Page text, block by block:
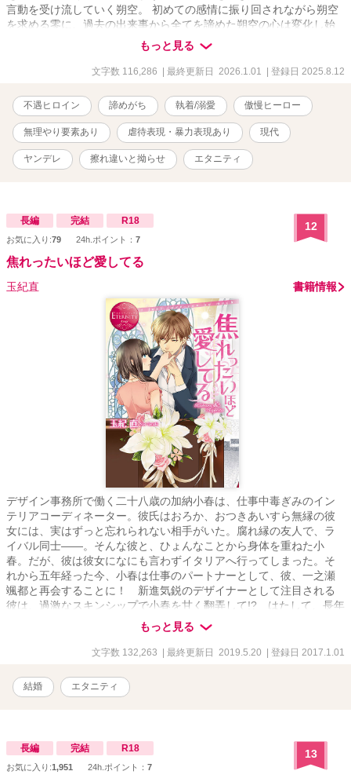
言動を受け流していく朔空。 初めての感情に振り回されながら朔空
を求める零に、過去の出来事から全てを諦めた朔空の心は変化し始
める。 ※虐待、無理矢理、暴力描写があります。
もっと見る
文字数 116,286 | 最終更新日 2026.1.01 | 登録日 2025.8.12
不遇ヒロイン 諦めがち 執着/溺愛 傲慢ヒーロー
無理やり要素あり 虐待表現・暴力表現あり 現代
ヤンデレ 擦れ違いと拗らせ エタニティ
長編 完結 R18
お気に入り:79 24h.ポイント： 7
12
焦れったいほど愛してる
玉紀直 書籍情報
デザイン事務所で働く二十八歳の加納小春は、仕事中毒ぎみのイン
テリアコーディネーター。彼氏はおろか、おつきあいすら無縁の彼
女には、実はずっと忘れられない相手がいた。腐れ縁の友人で、ラ
イバル同士――。そんな彼と、ひょんなことから身体を重ねた小
春。だが、彼は彼女になにも言わずイタリアへ行ってしまった。そ
れから五年経った今、小春は仕事のパートナーとして、彼、一之瀬
颯都と再会することに！ 新進気鋭のデザイナーとして注目される
彼は、過激なスキンシップで小春を甘く翻弄して!? はたして、長年
続けたトモダチ以上恋人未満の関係に、劇的変化は起こるのか……
両片思いのすれ違いロマンス！ ２０１６年９月に刊行されました、
エタニティブックス・赤『焦れったいほど愛してる』のお正月用番
本のお正月に颯都か期待するのは…… お楽しみいただけますと嬉し
いです。
もっと見る
文字数 132,263 | 最終更新日 2019.5.20 | 登録日 2017.1.01
結婚 エタニティ
長編 完結 R18
お気に入り:1,951 24h.ポイント： 7
13